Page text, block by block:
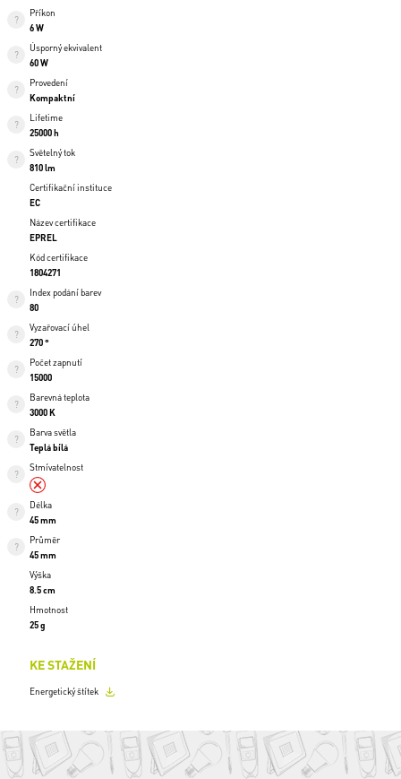
Příkon
6 W
Úsporný ekvivalent
60 W
Provedení
Kompaktní
Lifetime
25000 h
Světelný tok
810 lm
Certifikační instituce
EC
Název certifikace
EPREL
Kód certifikace
1804271
Index podání barev
80
Vyzařovací úhel
270 °
Počet zapnutí
15000
Barevná teplota
3000 K
Barva světla
Teplá bílá
Stmívatelnost
Délka
45 mm
Průměr
45 mm
Výška
8.5 cm
Hmotnost
25 g
KE STAŽENÍ
Energetický štítek